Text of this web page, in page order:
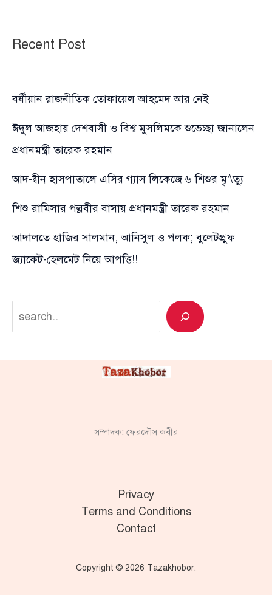
Recent Post
বর্ষীয়ান রাজনীতিক তোফায়েল আহমেদ আর নেই
ঈদুল আজহায় দেশবাসী ও বিশ্ব মুসলিমকে শুভেচ্ছা জানালেন
প্রধানমন্ত্রী তারেক রহমান
আদ-দ্বীন হাসপাতালে এসির গ্যাস লিকেজে ৬ শিশুর মৃ’\ত্যু
শিশু রামিসার পল্লবীর বাসায় প্রধানমন্ত্রী তারেক রহমান
আদালতে হাজির সালমান, আনিসুল ও পলক; বুলেটপ্রুফ
জ্যাকেট-হেলমেট নিয়ে আপত্তি!!
Search
সম্পাদক: ফেরদৌস কবীর
Privacy
Terms and Conditions
Contact
Copyright © 2026 Tazakhobor.